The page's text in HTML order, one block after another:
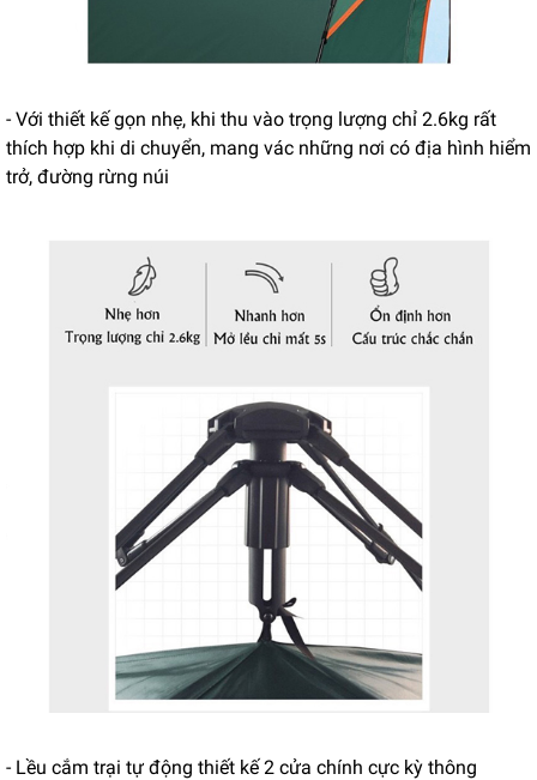
- Với thiết kế gọn nhẹ, khi thu vào trọng lượng chỉ 2.6kg rất
thích hợp khi di chuyển, mang vác những nơi có địa hình hiểm
trở, đường rừng núi
- Lều cắm trại tự động thiết kế 2 cửa chính cực kỳ thông